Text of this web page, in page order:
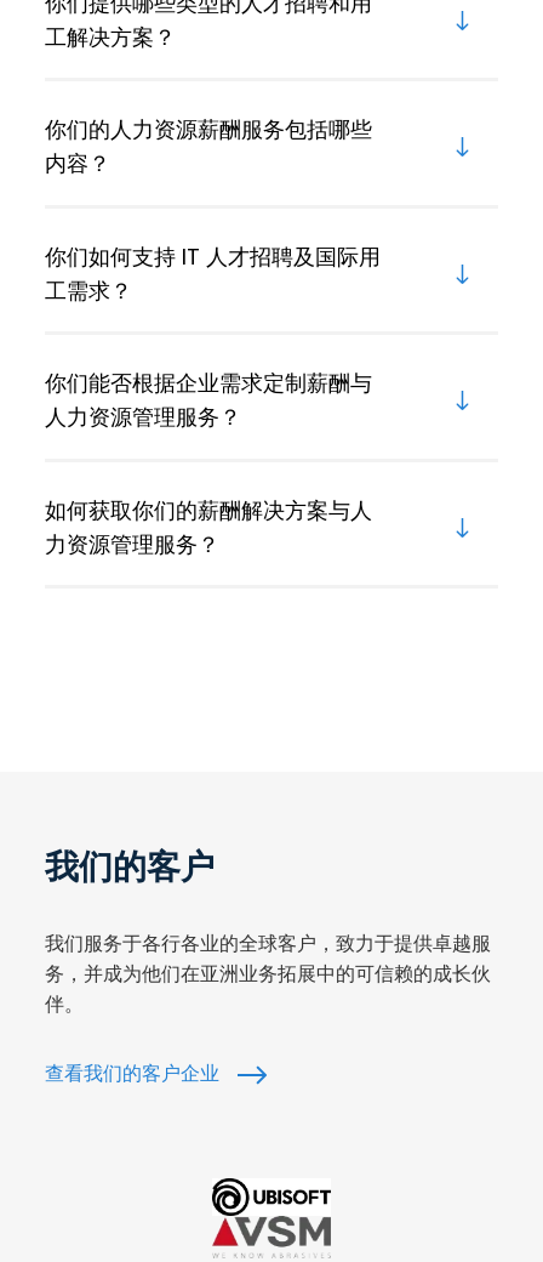
工解决方案？
你们的人力资源薪酬服务包括哪些
内容？
你们如何支持 IT 人才招聘及国际用
工需求？
你们能否根据企业需求定制薪酬与
人力资源管理服务？
如何获取你们的薪酬解决方案与人
力资源管理服务？
我们的客户
我们服务于各行各业的全球客户，致力于提供卓越服
务，并成为他们在亚洲业务拓展中的可信赖的成长伙
伴。
查看我们的客户企业